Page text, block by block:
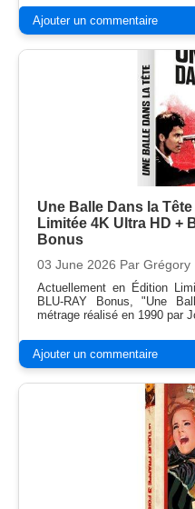
Ajouter un commentaire
Une Balle Dans la
Limitée 4K Ultra HD +
Bonus
03 June 2026 Par Grégory
Actuellement en Édition
BLU-RAY Bonus, "Une
métrage réalisé en 1990 par
Ajouter un commentaire